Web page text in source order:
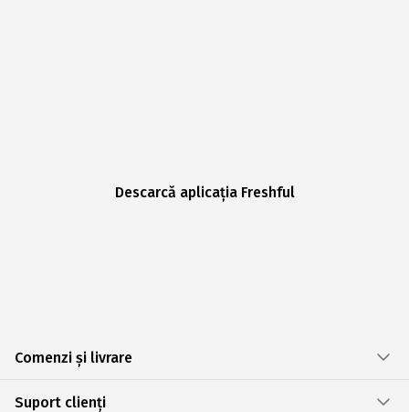
Descarcă aplicația Freshful
Comenzi și livrare
Suport clienți